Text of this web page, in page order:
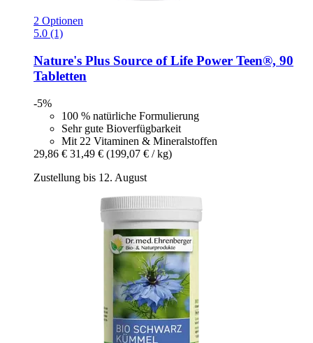
2 Optionen
5.0 (1)
Nature's Plus Source of Life Power Teen®, 90
Tabletten
-5%
100 % natürliche Formulierung
Sehr gute Bioverfügbarkeit
Mit 22 Vitaminen & Mineralstoffen
29,86 € 31,49 € (199,07 € / kg)
Zustellung bis 12. August